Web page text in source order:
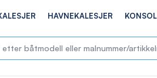
HAVNEKALESJER